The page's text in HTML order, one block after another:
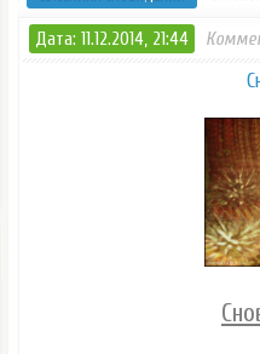
Дата: 11.12.2014, 21:44